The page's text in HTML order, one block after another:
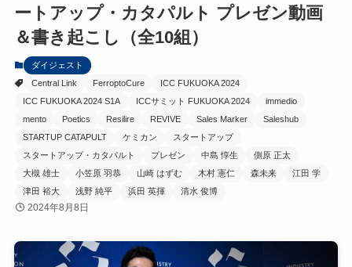
ートアップ・カタパルト プレゼン動画
＆書き起こし（全10組）
ダイジェスト
Central Link
FerroptoCure
ICC FUKUOKA 2024
ICC FUKUOKA 2024 S1A
ICCサミット FUKUOKA 2024
immedio
mento
Poetics Resilire REVIVE Sales Marker
Saleshub
STARTUP CATAPULT
ケミカン
スタートアップ
スタートアップ・カタパルト
プレゼン 中島 惇生
側原 正太
大槻 雄士
小笠原 羽恭 山崎 はずむ 木村 憲仁 森未来
江田 学
津田 裕大
浅野 純平 浜田 英揮 清水 俊博
2024年8月8日